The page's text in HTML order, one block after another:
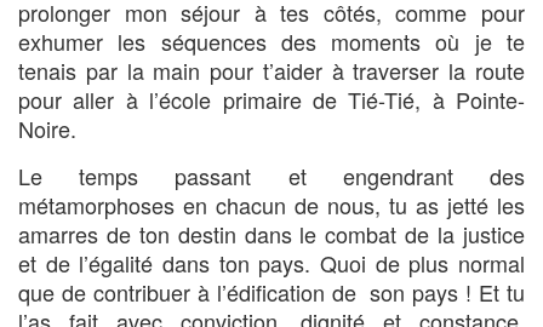
prolonger mon séjour à tes côtés, comme pour
exhumer les séquences des moments où je te
tenais par la main pour t’aider à traverser la route
pour aller à l’école primaire de Tié-Tié, à Pointe-
Noire.
Le temps passant et engendrant des
métamorphoses en chacun de nous, tu as jetté les
amarres de ton destin dans le combat de la justice
et de l’égalité dans ton pays. Quoi de plus normal
que de contribuer à l’édification de son pays ! Et tu